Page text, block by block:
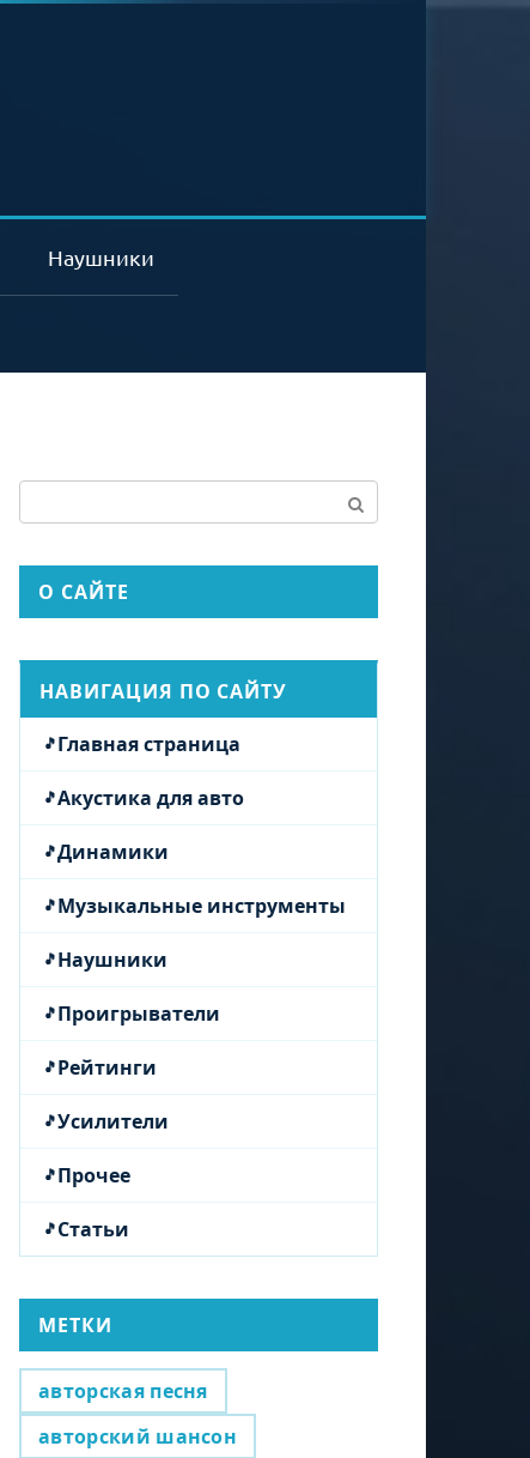
Наушники
О САЙТЕ
НАВИГАЦИЯ ПО САЙТУ
Главная страница
Акустика для авто
Динамики
Музыкальные инструменты
Наушники
Проигрыватели
Рейтинги
Усилители
Прочее
Статьи
МЕТКИ
авторская песня
авторский шансон